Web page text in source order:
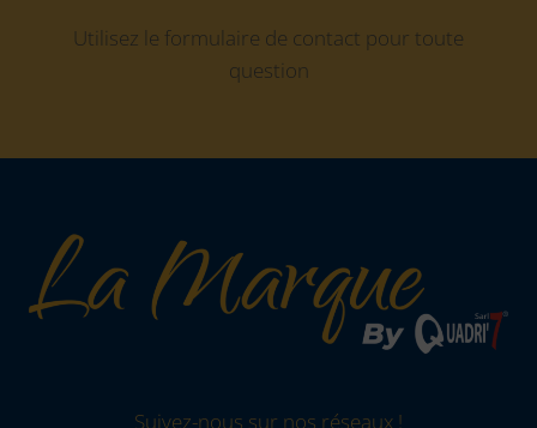
Utilisez le formulaire de contact pour toute
question
Suivez-nous sur nos réseaux !